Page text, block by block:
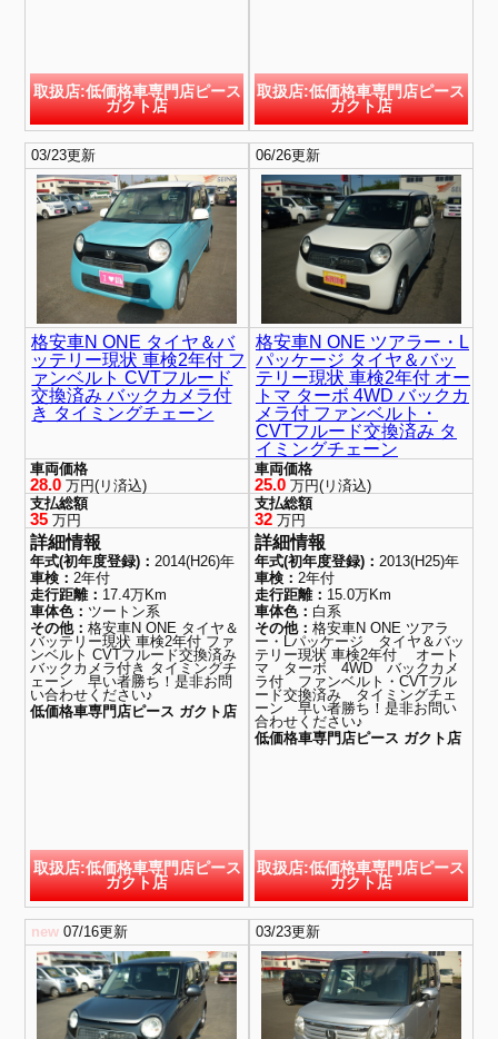
取扱店:低価格車専門店ピース
ガクト店
取扱店:低価格車専門店ピース
ガクト店
03/23更新
格安車N ONE タイヤ＆バ
ッテリー現状 車検2年付 フ
ァンベルト CVTフルード
交換済み バックカメラ付
き タイミングチェーン
車両価格
28.0 万円(リ済込)
支払総額
35 万円
詳細情報
年式(初年度登録)：2014(H26)年
車検：2年付
走行距離： 17.4万Km
車体色： ツートン系
その他：格安車N ONE タイヤ＆
バッテリー現状 車検2年付 ファ
ンベルト CVTフルード交換済み
バックカメラ付き タイミングチ
ェーン 早い者勝ち！是非お問
い合わせください♪
低価格車専門店ピース ガクト店
取扱店:低価格車専門店ピース
ガクト店
06/26更新
格安車N ONE ツアラー・L
パッケージ タイヤ＆バッ
テリー現状 車検2年付 オー
トマ ターボ 4WD バックカ
メラ付 ファンベルト・
CVTフルード交換済み タ
イミングチェーン
車両価格
25.0万円(リ済込)
支払総額
32万円
詳細情報
年式(初年度登録)： 2013(H25)年
車検： 2年付
走行距離： 15.0万Km
車体色： 白系
その他： 格安車N ONE ツアラ
ー・Lパッケージ タイヤ＆バッ
テリー現状 車検2年付 オート
マ ターボ 4WD バックカメ
ラ付 ファンベルト・CVTフル
ード交換済み タイミングチェ
ーン 早い者勝ち！是非お問い
合わせください♪
低価格車専門店ピース ガクト店
取扱店:低価格車専門店ピース
ガクト店
new 07/16更新 03/23更新